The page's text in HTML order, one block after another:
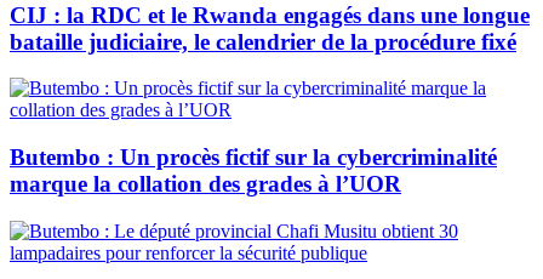
CIJ : la RDC et le Rwanda engagés dans une longue
bataille judiciaire, le calendrier de la procédure fixé
Butembo : Un procès fictif sur la cybercriminalité
marque la collation des grades à l’UOR